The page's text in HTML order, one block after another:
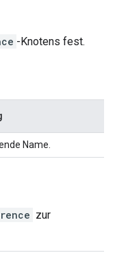
-Knotens fest.
Name.
zur